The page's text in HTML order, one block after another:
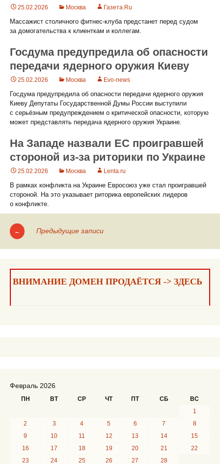
25.02.2026 Москва Газета.Ru
Массажист столичного фитнес-клуба предстанет перед судом
за домогательства к клиенткам и коллегам.
Госдума предупредила об опасности
передачи ядерного оружия Киеву
25.02.2026 Москва Evo-news
Госдума предупредила об опасности передачи ядерного оружия
Киеву Депутаты Государственной Думы России выступили
с серьёзным предупреждением о критической опасности, которую
может представлять передача ядерного оружия Украине.
На Западе назвали ЕС проигравшей
стороной из-за риторики по Украине
25.02.2026 Москва Lenta.ru
В рамках конфликта на Украине Евросоюз уже стал проигравшей
стороной. На это указывает риторика европейских лидеров
о конфликте.
Навигация
записям
← Предыдущие записи
ВНИМАНИЕ ДОМЕН ПРОДАЁТСЯ -> ЗДЕСЬ
Февраль 2026
ПН ВТ СР ЧТ ПТ СБ
ВС
1
2
3 4 5 6 7
8
9
10 11 12 13 14
15
16
17 18 19 20 21
22
23
24 25 26 27 28